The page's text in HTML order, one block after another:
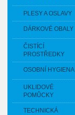
PLESY A OSLAVY
DÁRKOVÉ OBALY
ČISTÍCÍ
PROSTŘEDKY
OSOBNÍ HYGIENA
UKLIDOVÉ
POMŮCKY
TECHNICKÁ